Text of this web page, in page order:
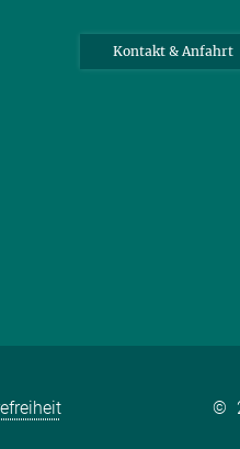
Kontakt & Anfahrt
©